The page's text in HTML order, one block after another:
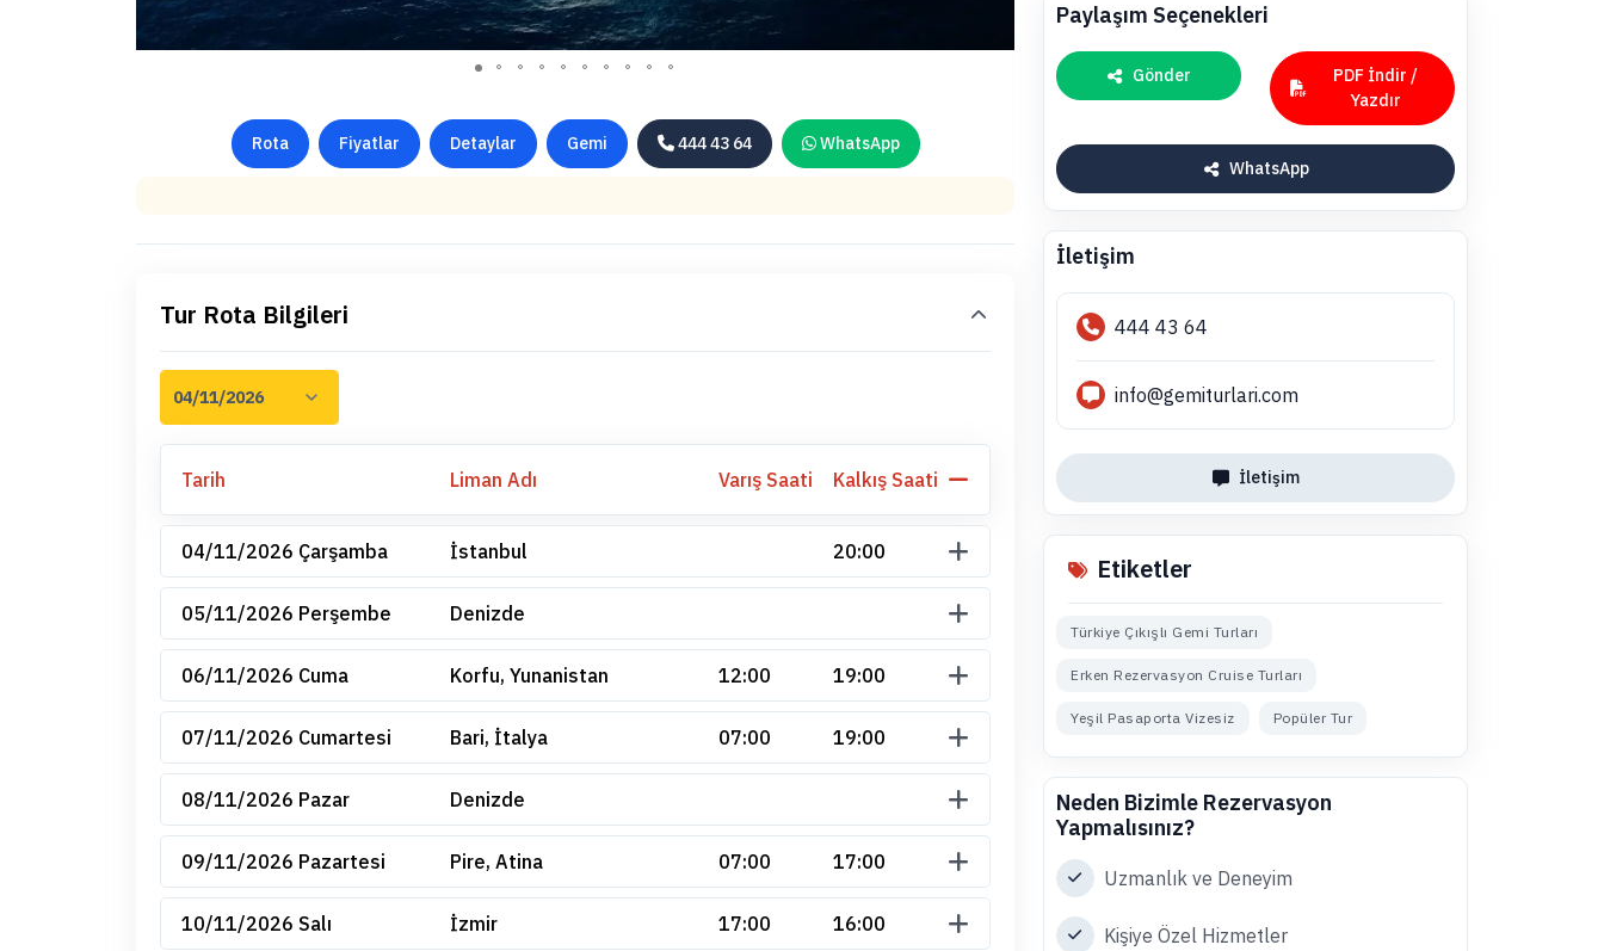
Rota Fiyatlar Detaylar Gemi 444 43 64 WhatsApp
Tur Rota Bilgileri
Tarih Liman Adı Varış Saati Kalkış Saati
04/11/2026 Çarşamba İstanbul 20:00
05/11/2026 Perşembe Denizde
06/11/2026 Cuma Korfu, Yunanistan 12:00 19:00
07/11/2026 Cumartesi Bari, İtalya 07:00 19:00
08/11/2026 Pazar Denizde
09/11/2026 Pazartesi Pire, Atina 07:00 17:00
10/11/2026 Salı İzmir 17:00 16:00
Paylaşım Seçenekleri
Gönder
PDF İndir /
Yazdır
WhatsApp
İletişim
444 43 64
info@gemiturlari.com
İletişim
Etiketler
Türkiye Çıkışlı Gemi Turları
Erken Rezervasyon Cruise Turları
Yeşil Pasaporta Vizesiz Popüler Tur
Neden Bizimle Rezervasyon
Yapmalısınız?
Uzmanlık ve Deneyim
Kişiye Özel Hizmetler